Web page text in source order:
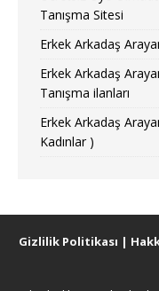
Tanışma Sitesi
Erkek Arkadaş
Erkek Arkadaş
Tanışma ilanları
Erkek Arkadaş
Kadınlar )
Gizlilik Politikası |